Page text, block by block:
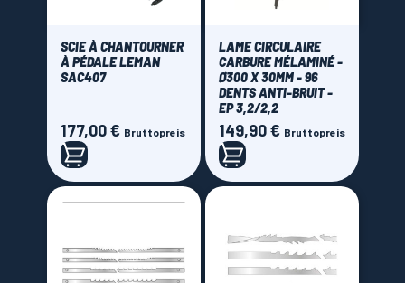
Price
0,00 € - 180,00 €
SCIE À CHANTOURNER
À PÉDALE LEMAN
SAC407
Preis
177,00 € Bruttopreis
LAME CIRCULAIRE
CARBURE MÉLAMINÉ -
Ø300 X 30MM - 96
DENTS ANTI-BRUIT -
EP 3,2/2,2
Preis
149,90 € Bruttopreis